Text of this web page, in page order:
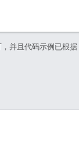
并且代码示例已根据